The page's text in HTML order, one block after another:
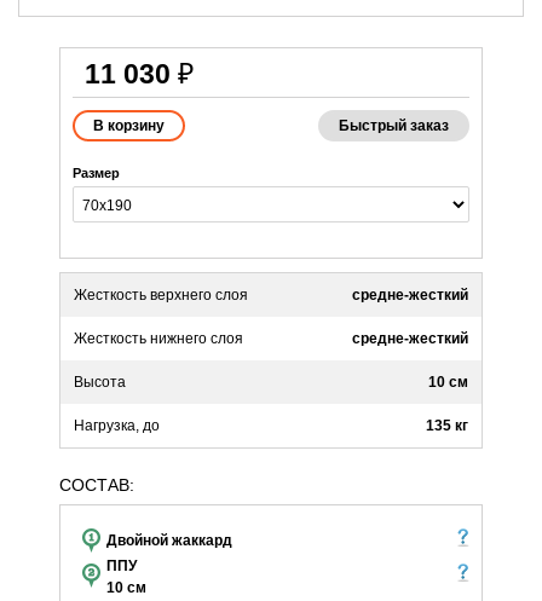
11 030 ₽
Быстрый заказ
Размер
Жесткость верхнего слоя средне-жесткий
Жесткость нижнего слоя средне-жесткий
Высота 10 см
Нагрузка, до 135 кг
СОСТАВ:
Двойной жаккард
ППУ
10 см